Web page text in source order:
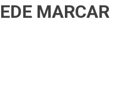
MARCAR